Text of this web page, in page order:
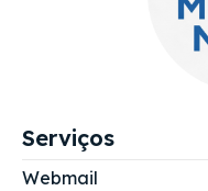
Serviços
Webmail